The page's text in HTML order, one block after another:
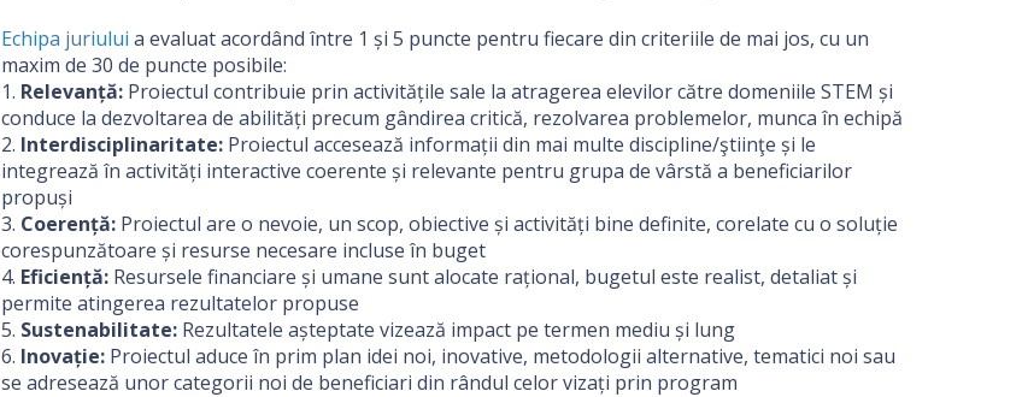
Echipa juriului a evaluat acordând între 1 și 5 puncte pentru fiecare din criteriile de mai jos, cu un
maxim de 30 de puncte posibile:
1. Relevanță: Proiectul contribuie prin activitățile sale la atragerea elevilor către domeniile STEM și
conduce la dezvoltarea de abilități precum gândirea critică, rezolvarea problemelor, munca în echipă
2. Interdisciplinaritate: Proiectul accesează informații din mai multe discipline/ştiinţe și le
integrează în activități interactive coerente și relevante pentru grupa de vârstă a beneficiarilor
propuși
3. Coerență: Proiectul are o nevoie, un scop, obiective și activități bine definite, corelate cu o soluție
corespunzătoare și resurse necesare incluse în buget
4. Eficiență: Resursele financiare și umane sunt alocate rațional, bugetul este realist, detaliat și
permite atingerea rezultatelor propuse
5. Sustenabilitate: Rezultatele așteptate vizează impact pe termen mediu și lung
6. Inovație: Proiectul aduce în prim plan idei noi, inovative, metodologii alternative, tematici noi sau
se adresează unor categorii noi de beneficiari din rândul celor vizați prin program